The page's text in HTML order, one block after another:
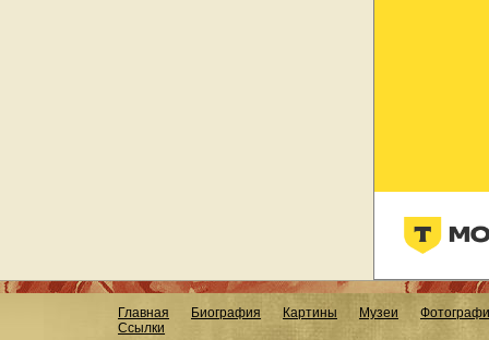
Главная Биография Картины Музеи
Ссылки